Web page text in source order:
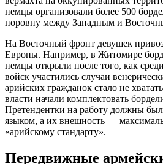
немцы организовали более 500
поровну между Западным и
На Восточный фронт девушек
Европы. Например, в Житомире
немцы открыли после того, как
войск участились случаи
арийских гражданок стало не
власти начали комплектовать
Претендентки на работу должны
языком, а их внешность —
«арийскому стандарту».
Передвижные